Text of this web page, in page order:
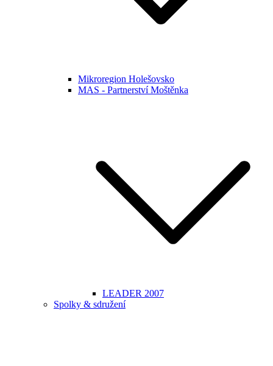
Mikroregion Holešovsko
MAS - Partnerství Moštěnka
LEADER 2007
Spolky & sdružení